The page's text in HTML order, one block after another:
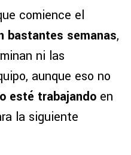
comience el
bastantes semanas,
ni las
aunque eso no
esté trabajando en
la siguiente